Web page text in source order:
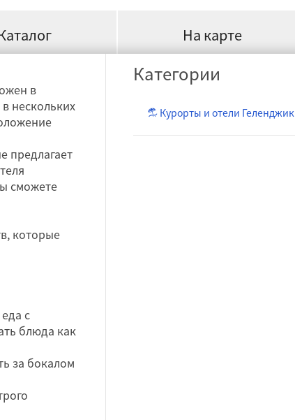
На карте
в
нескольких
предлагает
сможете
которые
с
блюда как
за бокалом
Категории
Курорты и отели Геленджик